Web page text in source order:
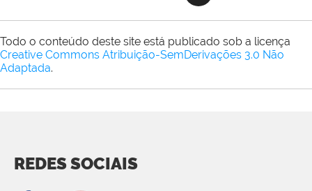
Todo o conteúdo deste site está publicado sob a licença
Creative Commons Atribuição-SemDerivações 3.0 Não
Adaptada.
REDES SOCIAIS